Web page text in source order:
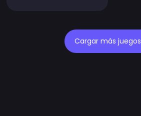
Cargar más juegos